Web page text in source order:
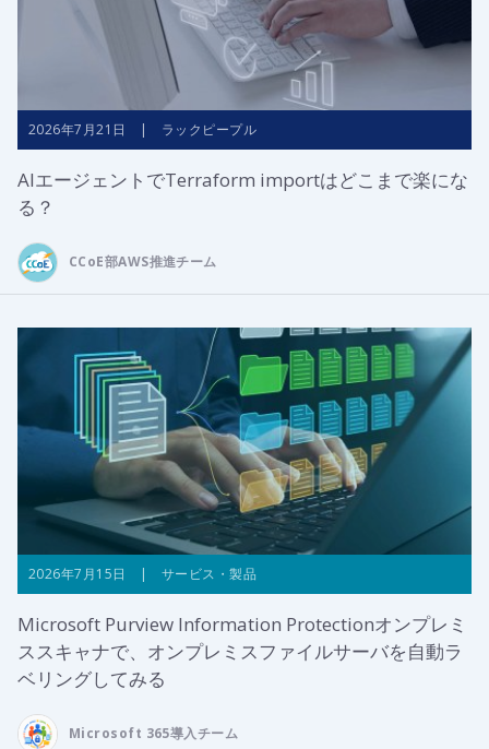
2026年7月21日 | ラックピープル
AIエージェントでTerraform importはどこまで楽にな
る？
CCoE部AWS推進チーム
2026年7月15日 | サービス・製品
Microsoft Purview Information Protectionオンプレミ
ススキャナで、オンプレミスファイルサーバを自動ラ
ベリングしてみる
Microsoft 365導入チーム